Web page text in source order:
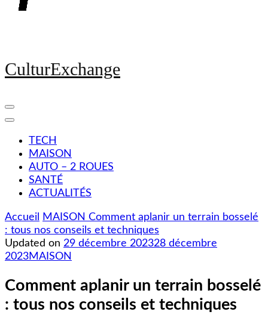
CulturExchange
TECH
MAISON
AUTO – 2 ROUES
SANTÉ
ACTUALITÉS
Accueil MAISON Comment aplanir un terrain bosselé
: tous nos conseils et techniques
Updated on 29 décembre 202328 décembre
2023MAISON
Comment aplanir un terrain bosselé
: tous nos conseils et techniques